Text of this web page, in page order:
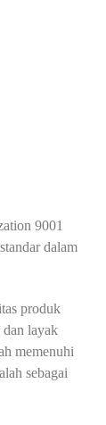
9001
dalam
produk
dan layak
memenuhi
sebagai